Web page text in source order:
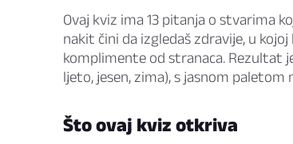
Ovaj kviz ima 13 pitanja o stvarima
nakit čini da izgledaš zdravije, u
komplimente od stranaca. Rezultat
ljeto, jesen, zima), s jasnom
Što ovaj kviz otkriva